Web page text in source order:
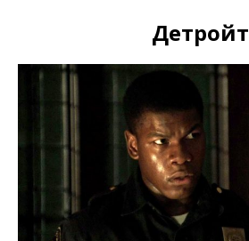
Детройт